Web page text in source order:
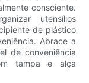
consciente.
utensílios
de plástico
Abrace a
de conveniência
tampa e alça